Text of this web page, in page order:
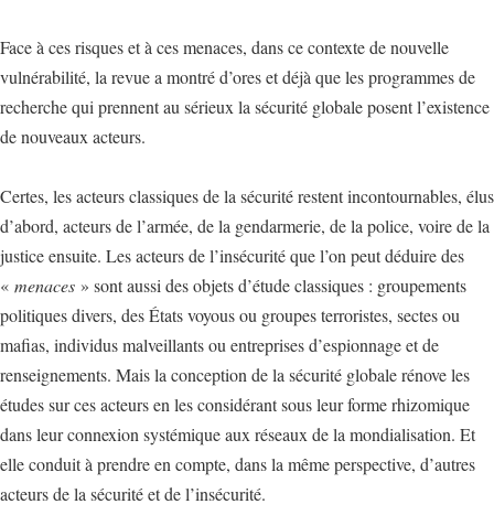
Face à ces risques et à ces menaces, dans ce contexte de nouvelle
vulnérabilité, la revue a montré d’ores et déjà que les programmes de
recherche qui prennent au sérieux la sécurité globale posent l’existence
de nouveaux acteurs.
Certes, les acteurs classiques de la sécurité restent incontournables, élus
d’abord, acteurs de l’armée, de la gendarmerie, de la police, voire de la
justice ensuite. Les acteurs de l’insécurité que l’on peut déduire des
« menaces » sont aussi des objets d’étude classiques : groupements
politiques divers, des États voyous ou groupes terroristes, sectes ou
mafias, individus malveillants ou entreprises d’espionnage et de
renseignements. Mais la conception de la sécurité globale rénove les
études sur ces acteurs en les considérant sous leur forme rhizomique
dans leur connexion systémique aux réseaux de la mondialisation. Et
elle conduit à prendre en compte, dans la même perspective, d’autres
acteurs de la sécurité et de l’insécurité.